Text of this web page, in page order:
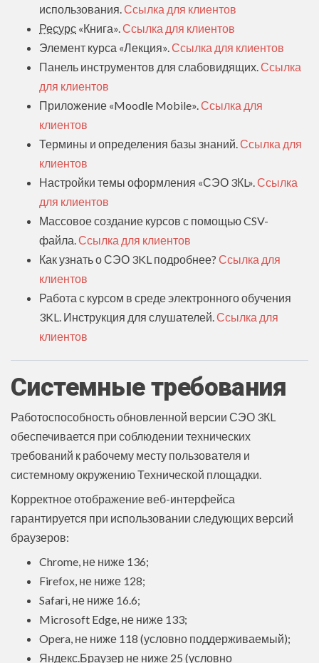
использования. Ссылка для клиентов
Ресурс «Книга». Ссылка для клиентов
Элемент курса «Лекция». Ссылка для клиентов
Панель инструментов для слабовидящих. Ссылка
для клиентов
Приложение «Moodle Mobile». Ссылка для
клиентов
Термины и определения базы знаний. Ссылка для
клиентов
Настройки темы оформления «СЭО 3КL». Ссылка
для клиентов
Массовое создание курсов с помощью CSV-
файла. Ссылка для клиентов
Как узнать о СЭО 3KL подробнее? Ссылка для
клиентов
Работа с курсом в среде электронного обучения
3KL. Инструкция для слушателей. Ссылка для
клиентов
Системные требования
Работоспособность обновленной версии СЭО 3КL
обеспечивается при соблюдении технических
требований к рабочему месту пользователя и
системному окружению Технической площадки.
Корректное отображение веб-интерфейса
гарантируется при использовании следующих версий
браузеров:
Chrome, не ниже 136;
Firefox, не ниже 128;
Safari, не ниже 16.6;
Microsoft Edge, не ниже 133;
Opera, не ниже 118 (условно поддерживаемый);
Яндекс.Браузер не ниже 25 (условно